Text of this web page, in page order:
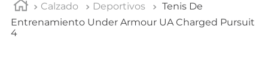
Calzado Deportivos
Tenis De
Entrenamiento Under Armour UA Charged Pursuit
4
5. tenis